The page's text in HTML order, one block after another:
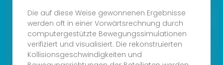
Die auf diese Weise gewonnenen Ergebnisse
werden oft in einer Vorwärtsrechnung durch
computergestützte Bewegungssimulationen
verifiziert und visualisiert. Die rekonstruierten
Kollisionsgeschwindigkeiten und